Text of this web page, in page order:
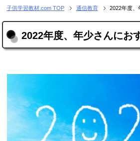
子供学習教材.com TOP 通信教育 2022年度、
2022年度、年少さんにお